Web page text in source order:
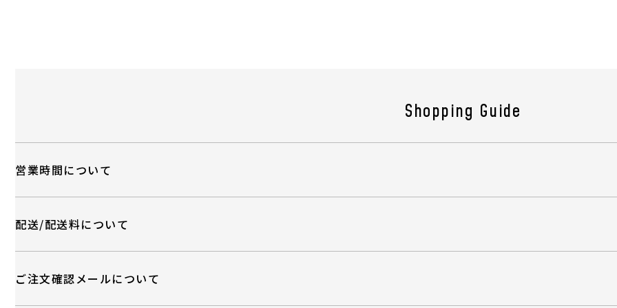
機能
Shopping Guide
営業時間について
配送/配送料について
ご注文確認メールについて